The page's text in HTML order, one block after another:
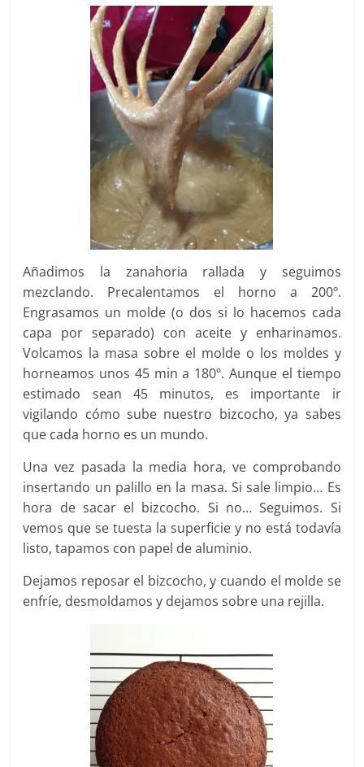
Añadimos la zanahoria rallada y seguimos
mezclando. Precalentamos el horno a 200º.
Engrasamos un molde (o dos si lo hacemos cada
capa por separado) con aceite y enharinamos.
Volcamos la masa sobre el molde o los moldes y
horneamos unos 45 min a 180º. Aunque el tiempo
estimado sean 45 minutos, es importante ir
vigilando cómo sube nuestro bizcocho, ya sabes
que cada horno es un mundo.
Una vez pasada la media hora, ve comprobando
insertando un palillo en la masa. Si sale limpio… Es
hora de sacar el bizcocho. Si no… Seguimos. Si
vemos que se tuesta la superficie y no está todavía
listo, tapamos con papel de aluminio.
Dejamos reposar el bizcocho, y cuando el molde se
enfríe, desmoldamos y dejamos sobre una rejilla.